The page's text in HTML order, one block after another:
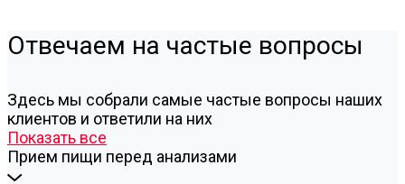
Отвечаем на частые вопросы
Здесь мы собрали самые частые вопросы наших
клиентов и ответили на них
Показать все
Прием пищи перед анализами